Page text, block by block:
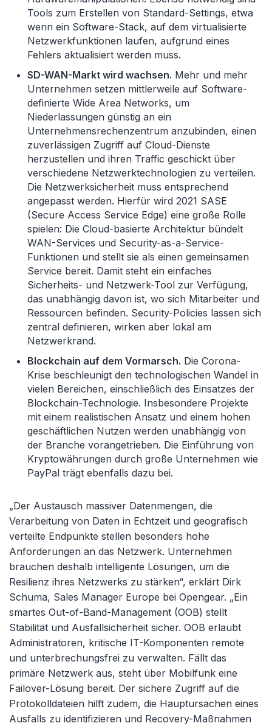
Tools zum Erstellen von Standard-Settings, etwa
wenn ein Software-Stack, auf dem virtualisierte
Netzwerkfunktionen laufen, aufgrund eines
Fehlers aktualisiert werden muss.
SD-WAN-Markt wird wachsen. Mehr und mehr
Unternehmen setzen mittlerweile auf Software-
definierte Wide Area Networks, um
Niederlassungen günstig an ein
Unternehmensrechenzentrum anzubinden, einen
zuverlässigen Zugriff auf Cloud-Dienste
herzustellen und ihren Traffic geschickt über
verschiedene Netzwerktechnologien zu verteilen.
Die Netzwerksicherheit muss entsprechend
angepasst werden. Hierfür wird 2021 SASE
(Secure Access Service Edge) eine große Rolle
spielen: Die Cloud-basierte Architektur bündelt
WAN-Services und Security-as-a-Service-
Funktionen und stellt sie als einen gemeinsamen
Service bereit. Damit steht ein einfaches
Sicherheits- und Netzwerk-Tool zur Verfügung,
das unabhängig davon ist, wo sich Mitarbeiter und
Ressourcen befinden. Security-Policies lassen sich
zentral definieren, wirken aber lokal am
Netzwerkrand.
Blockchain auf dem Vormarsch. Die Corona-
Krise beschleunigt den technologischen Wandel in
vielen Bereichen, einschließlich des Einsatzes der
Blockchain-Technologie. Insbesondere Projekte
mit einem realistischen Ansatz und einem hohen
geschäftlichen Nutzen werden unabhängig von
der Branche vorangetrieben. Die Einführung von
Kryptowährungen durch große Unternehmen wie
PayPal trägt ebenfalls dazu bei.
„Der Austausch massiver Datenmengen, die
Verarbeitung von Daten in Echtzeit und geografisch
verteilte Endpunkte stellen besonders hohe
Anforderungen an das Netzwerk. Unternehmen
brauchen deshalb intelligente Lösungen, um die
Resilienz ihres Netzwerks zu stärken“, erklärt Dirk
Schuma, Sales Manager Europe bei Opengear. „Ein
smartes Out-of-Band-Management (OOB) stellt
Stabilität und Ausfallsicherheit sicher. OOB erlaubt
Administratoren, kritische IT-Komponenten remote
und unterbrechungsfrei zu verwalten. Fällt das
primäre Netzwerk aus, steht über Mobilfunk eine
Failover-Lösung bereit. Der sichere Zugriff auf die
Protokolldateien hilft zudem, die Hauptursachen eines
Ausfalls zu identifizieren und Recovery-Maßnahmen